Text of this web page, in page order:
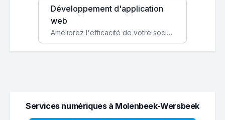
Développement d'application
web
Améliorez l'efficacité de votre société avec une application web personnalisée accessible partout et tout le temps.
Services numériques à Molenbeek-Wersbeek